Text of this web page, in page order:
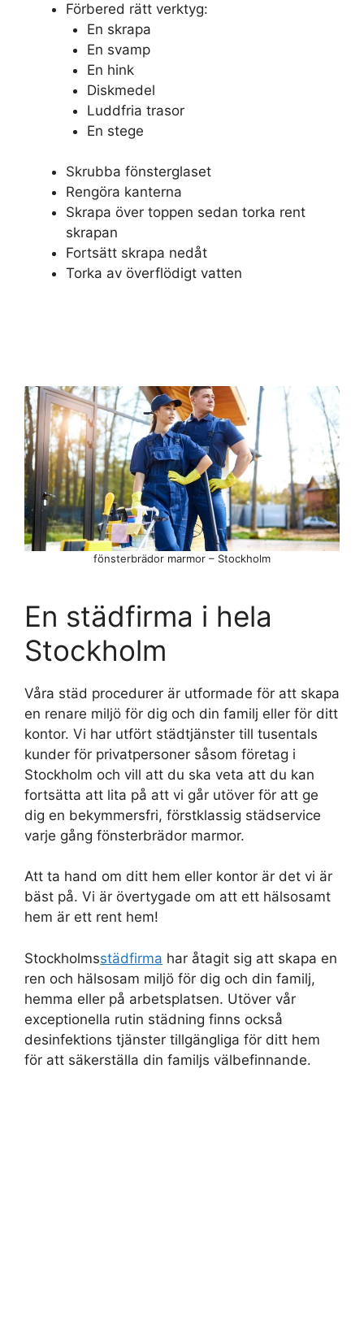
Förbered rätt verktyg:
En skrapa
En svamp
En hink
Diskmedel
Luddfria trasor
En stege
Skrubba fönsterglaset
Rengöra kanterna
Skrapa över toppen sedan torka rent
skrapan
Fortsätt skrapa nedåt
Torka av överflödigt vatten
En städfirma i hela
Stockholm
Våra städ procedurer är utformade för att skapa
en renare miljö för dig och din familj eller för ditt
kontor. Vi har utfört städtjänster till tusentals
kunder för privatpersoner såsom företag i
Stockholm och vill att du ska veta att du kan
fortsätta att lita på att vi går utöver för att ge
dig en bekymmersfri, förstklassig städservice
varje gång fönsterbrädor marmor.
Att ta hand om ditt hem eller kontor är det vi är
bäst på. Vi är övertygade om att ett hälsosamt
hem är ett rent hem!
Stockholmsstädfirma har åtagit sig att skapa en
ren och hälsosam miljö för dig och din familj,
hemma eller på arbetsplatsen. Utöver vår
exceptionella rutin städning finns också
desinfektions tjänster tillgängliga för ditt hem
för att säkerställa din familjs välbefinnande.
fönsterbrädor marmor – Stockholm